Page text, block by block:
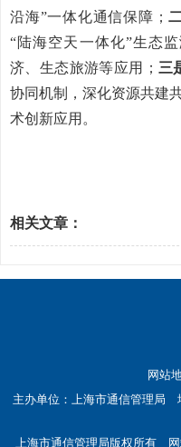
沿海”一体化通信保障；
“陆海空天一体化”生态
济、生态旅游等应用； 三
协同机制，深化资源共建
术创新应用。
相关文章：
网站
主办单位：上海市通信管理局
上海市通信管理局版权所有